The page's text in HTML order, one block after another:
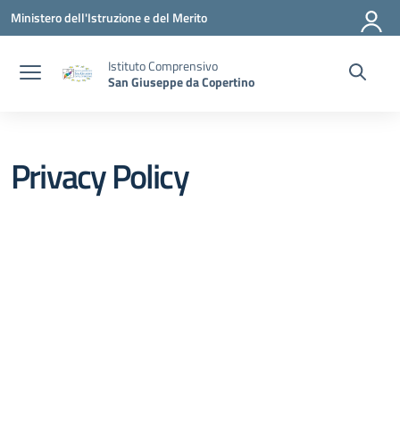
Vai ai contenuti
Vai al menu di navigazione
Vai al footer
Ministero dell'Istruzione e del Merito
Istituto Comprensivo
San Giuseppe da Copertino
Privacy Policy